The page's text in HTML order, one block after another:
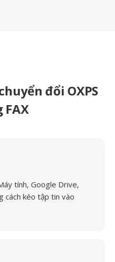
đổi OXPS
FAX
tính, Google Drive,
cách kéo tập tin vào